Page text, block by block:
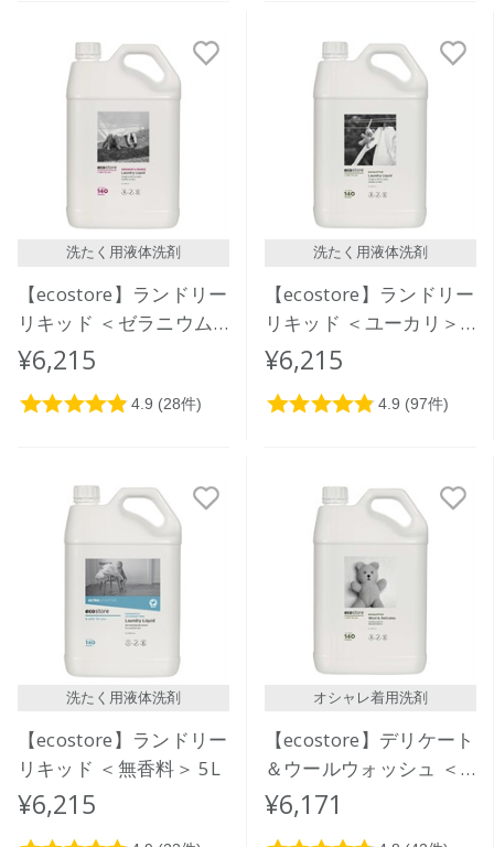
洗たく用液体洗剤
【ecostore】ランドリー
リキッド ＜ゼラニウム
＆オレンジ＞5L
¥6,215
洗たく用液体洗剤
【ecostore】ランドリー
リキッド ＜ユーカリ＞
5L
¥6,215
洗たく用液体洗剤
【ecostore】ランドリー
リキッド ＜無香料＞ 5L
¥6,215
オシャレ着用洗剤
【ecostore】デリケート
＆ウールウォッシュ ＜
おしゃれ着用＞ 5L
¥6,171